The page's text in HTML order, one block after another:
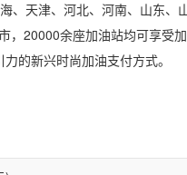
天津、河北、河南、山东、
，20000余座加油站均可享受
的新兴时尚加油支付方式。